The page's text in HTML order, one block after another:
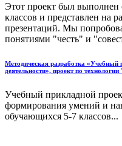
Этот проект был выполнен
классов и представлен на
презентаций. Мы
понятиями "честь" и
Методическая разработка
деятельности», проект по
Учебный прикладной
формирования умений и
обучающихся 5-7 классов...